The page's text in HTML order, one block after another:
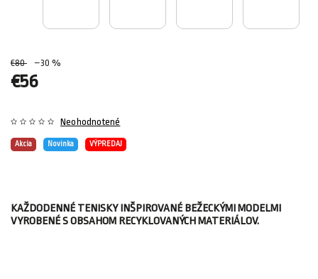
€80 –30 %
€56
Akcia Novinka VÝPREDAJ
Neohodnotené
KAŽDODENNÉ TENISKY INŠPIROVANÉ BEŽECKÝMI MODELMI
VYROBENÉ S OBSAHOM RECYKLOVANÝCH MATERIÁLOV.